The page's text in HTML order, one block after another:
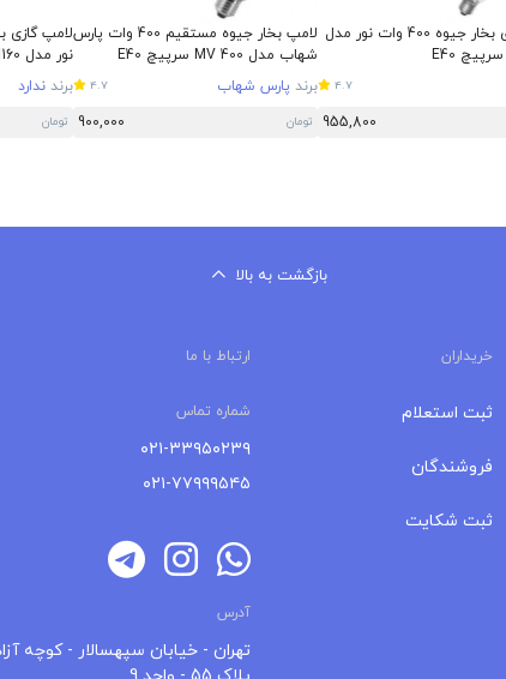
لامپ گازی بخار جیوه 400 وات نور مدل
4.7
955,800
لامپ بخار جیوه مستقیم 400 وات پارس
شهاب مدل MV 400 سرپیچ E40
برند پارس شهاب 4.7
تومان 900,000
نور مدل NBM160 سرپیچ E27
برند ندارد
تومان
بازگشت به بالا
خریداران ارتباط با ما
ثبت استعلام
فروشندگان
ثبت شکایت
شماره تماس
۰۲۱-۳۳۹۵۰۲۳۹
۰۲۱-۷۷۹۹۹۵۴۵
آدرس
تهران - خیابان سپهسالار - کوچه